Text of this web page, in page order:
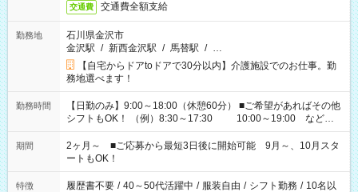
交通費 交通費全額支給
勤務地
石川県金沢市
金沢駅 / 新西金沢駅 / 馬替駅 / …
【自宅からドアtoドアで30分以内】介護施設でのお仕事。勤
務地選べます！
勤務時間
【日勤のみ】9:00～18:00（休憩60分） ■ご希望があればその他
シフトもOK！ （例）8:30～17:30 10:00～19:00 など
「家族とお休みを合わせたい」 「できれば残業はしたくない」
など、あなたのご希望に沿ったお仕事をご紹介します！ ※Wワ
ーク希望の方へ 今ご覧のお仕事で希望する勤務時間と、もう1つ
のお仕事の勤務時間。 合計で週40時間を超える場合は応募でき
ません
期間
2ヶ月～ ■ご応募から最短3日後に開始可能 9月～、10月スタ
ートもOK！
特徴 履歴書不要 / 40～50代活躍中 / 服装自由 / シフト勤務 / 10名以